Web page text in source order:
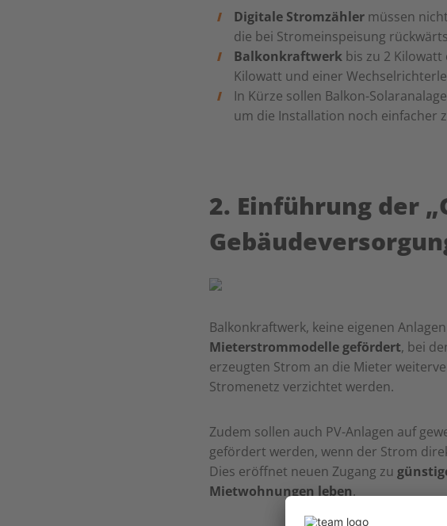
Digitale Stromzählermüssen
die bei Stromeinspeisung
Balkonkraftwerkbis zu 2 Kilowatt
Kilowatt und einer
In Kürze sollen Balkon-
um die Installation noch einfacher
2. Einführung der
Balkonkraftwerk, keine eigenen
Mieterstrommodelle gefördert, bei
erzeugten Strom an die Mieter
Stromenetz verzichtet werden.
Zudem sollen auch PV-Anlagen auf
gefördert werden, wenn der Strom
Dies eröffnet neuen Zugang zu
Mietwohnungen leben.